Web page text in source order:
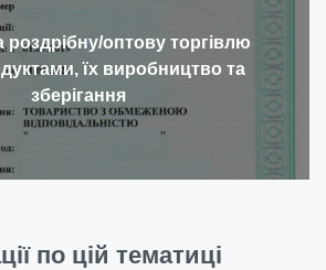
роздрібну/оптову торгівлю
їх виробництво та
зберігання
по цій тематиці